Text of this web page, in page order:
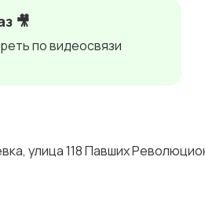
🎥
по видеосвязи
улица 118 Павших